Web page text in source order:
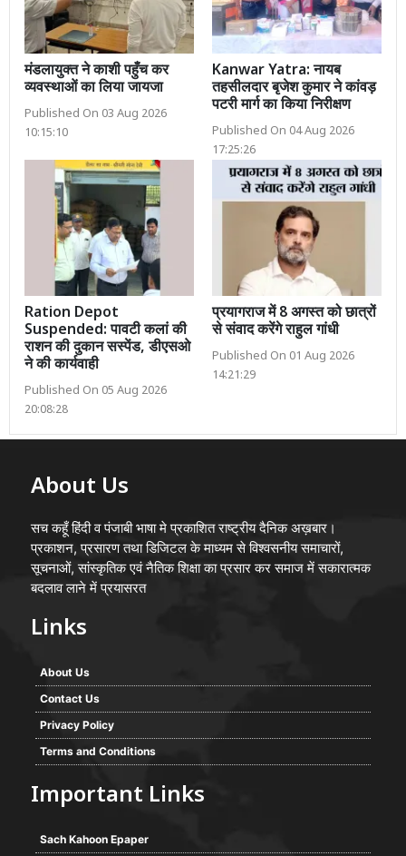
मंडलायुक्त ने काशी पहुँच कर
व्यवस्थाओं का लिया जायजा
Published On 03 Aug 2026
10:15:10
Kanwar Yatra: नायब
तहसीलदार बृजेश कुमार ने कांवड़
पटरी मार्ग का किया निरीक्षण
Published On 04 Aug 2026
17:25:26
Ration Depot
Suspended: पावटी कलां की
राशन की दुकान सस्पेंड, डीएसओ
ने की कार्यवाही
Published On 05 Aug 2026
20:08:28
प्रयागराज में 8 अगस्त को छात्रों
से संवाद करेंगे राहुल गांधी
Published On 01 Aug 2026
14:21:29
About Us
सच कहूँ हिंदी व पंजाबी भाषा मे प्रकाशित राष्ट्रीय दैनिक अख़बार।
प्रकाशन, प्रसारण तथा डिजिटल के माध्यम से विश्वसनीय समाचारों,
सूचनाओं, सांस्कृतिक एवं नैतिक शिक्षा का प्रसार कर समाज में सकारात्मक
बदलाव लाने में प्रयासरत
Links
About Us
Contact Us
Privacy Policy
Terms and Conditions
Important Links
Sach Kahoon Epaper